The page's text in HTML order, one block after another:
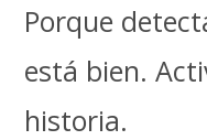
Porque
está bien.
historia.